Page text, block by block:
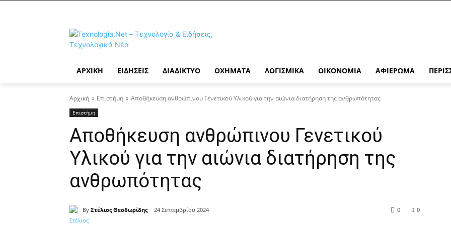
ΑΡΧΙΚΉ ΕΙΔΉΣΕΙΣ ΔΙΑΔΊΚΤΥΟ ΟΧΉΜΑΤΑ ΛΟΓΙΣΜΙΚΆ ΟΙΚΟΝΟΜΊΑ ΑΦΙΈΡΩΜΑ
Αρχική Επιστήμη Αποθήκευση ανθρώπινου Γενετικού Υλικού για την αιώνια διατήρηση της ανθρωπότητας
Επιστήμη
Αποθήκευση ανθρώπινου Γενετικού
Υλικού για την αιώνια διατήρηση της
ανθρωπότητας
By Στέλιος Θεοδωρίδης 24 Σεπτεμβρίου 2024 0
0